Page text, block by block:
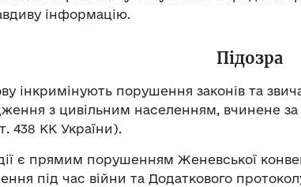
інформацію.
Підозра
інкримінують порушення законів та
з цивільним населенням, вчинене
438 КК України).
є прямим порушенням Женевської
під час війни та Додаткового